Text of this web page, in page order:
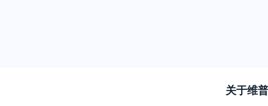
关于维普